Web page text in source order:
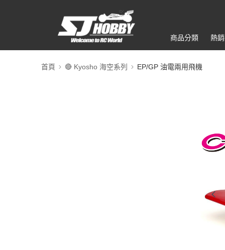
商品分類 熱
首頁 🔴 Kyosho 海空系列 EP/GP 油電兩用飛機